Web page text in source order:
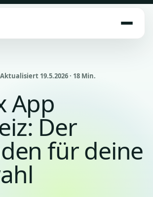
Aktualisiert 19.5.2026 · 18 Min.
App
Der
für deine